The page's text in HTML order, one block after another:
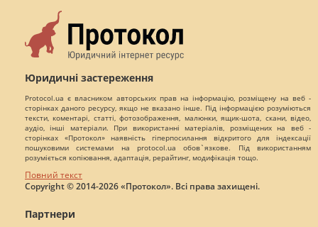
Юридичні застереження
Protocol.ua є власником авторських прав на інформацію, розміщену на веб -
сторінках даного ресурсу, якщо не вказано інше. Під інформацією розуміються
тексти, коментарі, статті, фотозображення, малюнки, ящик-шота, скани, відео,
аудіо, інші матеріали. При використанні матеріалів, розміщених на веб -
сторінках «Протокол» наявність гіперпосилання відкритого для індексації
пошуковими системами на protocol.ua обов`язкове. Під використанням
розуміється копіювання, адаптація, рерайтинг, модифікація тощо.
Повний текст
Copyright © 2014-2026 «Протокол». Всі права захищені.
Партнери